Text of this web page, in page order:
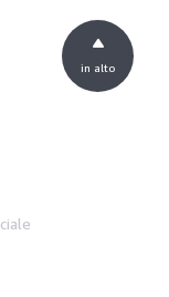
in alto